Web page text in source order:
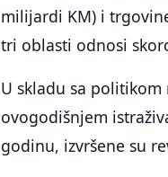
milijardi KM) i
tri oblasti odnosi
U skladu sa
ovogodišnjem
godinu, izvršene su